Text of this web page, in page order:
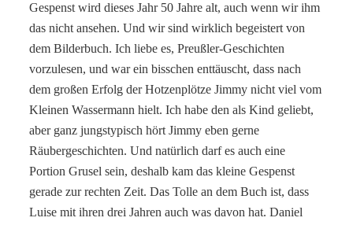
Gespenst wird dieses Jahr 50 Jahre alt, auch wenn wir ihm
das nicht ansehen. Und wir sind wirklich begeistert von
dem Bilderbuch. Ich liebe es, Preußler-Geschichten
vorzulesen, und war ein bisschen enttäuscht, dass nach
dem großen Erfolg der Hotzenplötze Jimmy nicht viel vom
Kleinen Wassermann hielt. Ich habe den als Kind geliebt,
aber ganz jungstypisch hört Jimmy eben gerne
Räubergeschichten. Und natürlich darf es auch eine
Portion Grusel sein, deshalb kam das kleine Gespenst
gerade zur rechten Zeit. Das Tolle an dem Buch ist, dass
Luise mit ihren drei Jahren auch was davon hat. Daniel